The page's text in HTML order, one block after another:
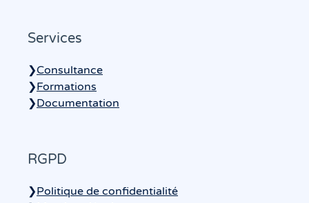
Services
❯Consultance
❯Formations
❯Documentation
RGPD
❯Politique de confidentialité